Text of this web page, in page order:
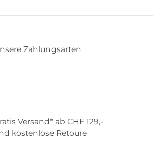
Zahlungsarten
Versand* ab CHF 129,-
kostenlose Retoure